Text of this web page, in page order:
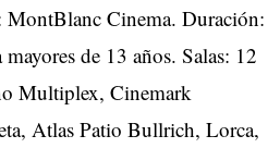
Cinema. Duración:
de 13 años. Salas: 12
Multiplex, Cinemark
Atlas Patio Bullrich, Lorca,